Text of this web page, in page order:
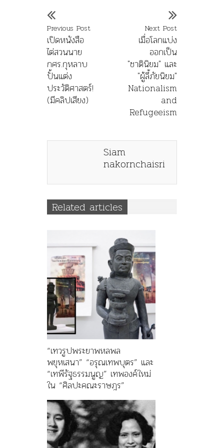
Previous Post
เปิดหนังสือ
ไต่สวนนาย
กศร.กุหลาบ
ปั้นแต่ง
ประวัติศาสตร์!
(มีคลิปเสียง)
Next Post
เมื่อโลกแบ่ง
ออกเป็น
"ชาตินิยม" และ
"ผู้ลี้ภัยนิยม"
Nationalism
and
Refugeeism
Siam
nakornchaisri
Related articles
“เทวรูปพระยาพหลพล
พยุหเสนา” “อรุณเทพบุตร” และ
“เทพีรัฐธรรมนูญ” เทพองค์ใหม่
ใน “ศิลปะคณะราษฎร”